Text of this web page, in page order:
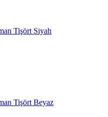
Tişört Siyah
Tişört Beyaz